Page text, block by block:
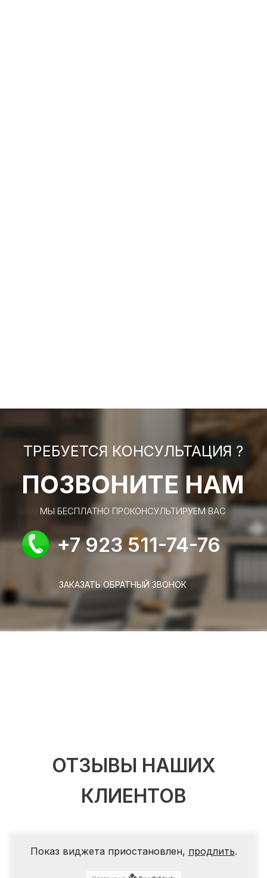
ТРЕБУЕТСЯ КОНСУЛЬТАЦИЯ ?
ПОЗВОНИТЕ НАМ
МЫ БЕСПЛАТНО ПРОКОНСУЛЬТИРУЕМ ВАС
+7 923 511-74-76
ЗАКАЗАТЬ ОБРАТНЫЙ ЗВОНОК
ОТЗЫВЫ НАШИХ
КЛИЕНТОВ
Показ виджета приостановлен, продлить.